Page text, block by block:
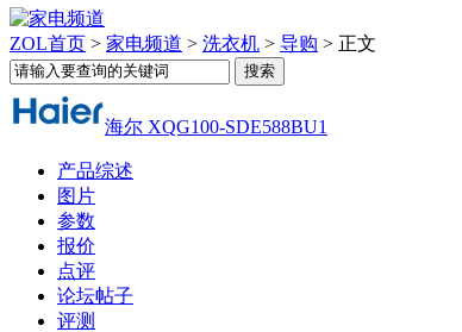
ZOL首页 > 家电频道 > 洗衣机 > 导购 > 正文
海尔 XQG100-SDE588BU1
产品综述
图片
参数
报价
点评
论坛帖子
评测